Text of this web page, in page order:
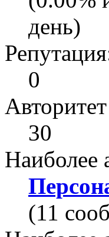
день)
0
30
Наиболее
(11